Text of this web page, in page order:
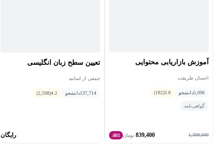
آموزش بازاریابی محتوایی
احسان طریقت
5,096دانشجو 3.8
(182)
گواهی‌نامه
1,399,000
839,400 تومان 40٪
تعیین سطح زبان انگلیسی
جمعی از اساتید
137,714دانشجو 4.2
(2,598)
رایگان